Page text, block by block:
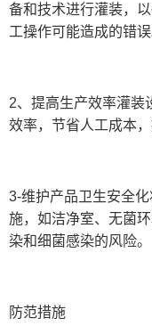
备和技术进行灌装，
工操作可能造成的错误
2、提高生产效率灌装
效率，节省人工成本
3-维护产品卫生安全
施，如洁净室、无菌
染和细菌感染的风险。
防范措施